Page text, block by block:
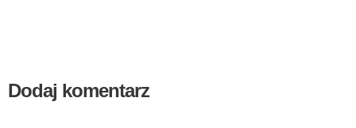
Dodaj komentarz